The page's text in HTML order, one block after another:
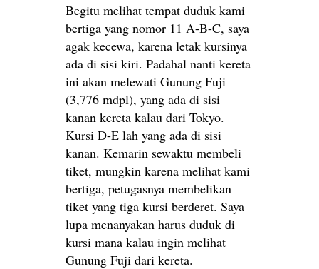
Begitu melihat tempat duduk kami
bertiga yang nomor 11 A-B-C, saya
agak kecewa, karena letak kursinya
ada di sisi kiri. Padahal nanti kereta
ini akan melewati Gunung Fuji
(3,776 mdpl), yang ada di sisi
kanan kereta kalau dari Tokyo.
Kursi D-E lah yang ada di sisi
kanan. Kemarin sewaktu membeli
tiket, mungkin karena melihat kami
bertiga, petugasnya membelikan
tiket yang tiga kursi berderet. Saya
lupa menanyakan harus duduk di
kursi mana kalau ingin melihat
Gunung Fuji dari kereta.